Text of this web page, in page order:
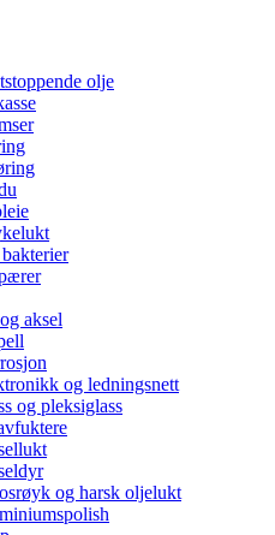
olje
aksel
og ledningsnett
og pleksiglass
og harsk oljelukt